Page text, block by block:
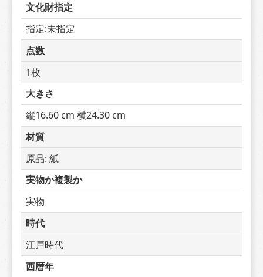
文化財指定
指定:未指定
点数
1枚
大きさ
縦16.60 cm 横24.30 cm
材質
原品: 紙
実物か複製か
実物
時代
江戸時代
西暦年